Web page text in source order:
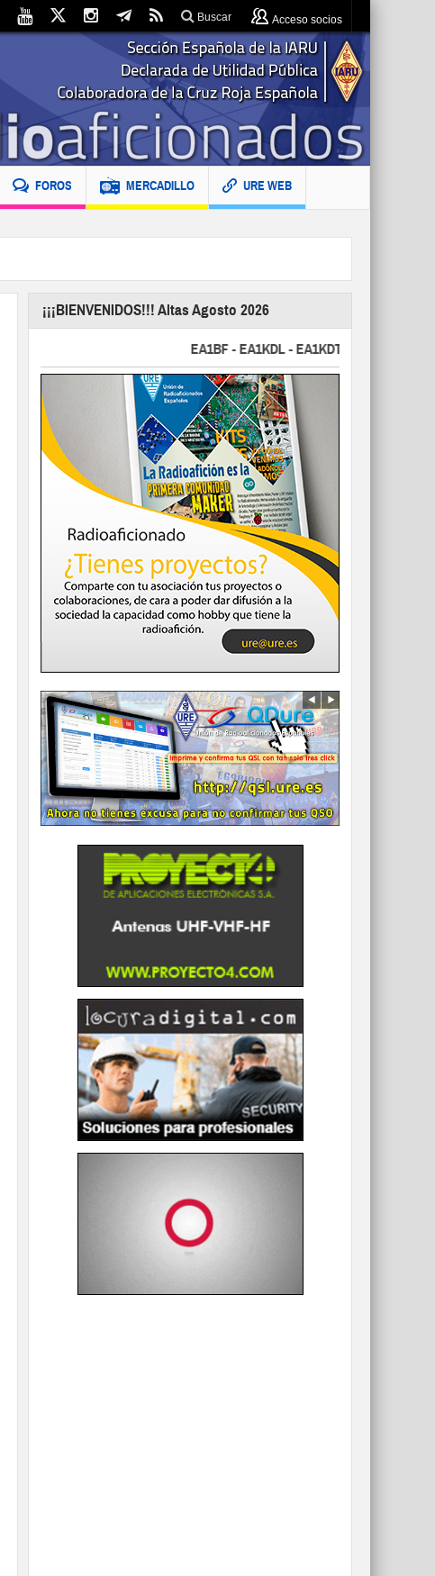
Buscar Acceso socios
FOROS MERCADILLO URE WEB
¡¡¡BIENVENIDOS!!! Altas Agosto 2026
EA1BF - EA1KDL - EA1KDT - EA2FBJ -